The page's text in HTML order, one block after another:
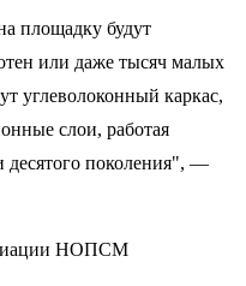
площадку будут
или даже тысяч малых
углеволоконный каркас,
слои, работая
поколения", —
НОПСМ